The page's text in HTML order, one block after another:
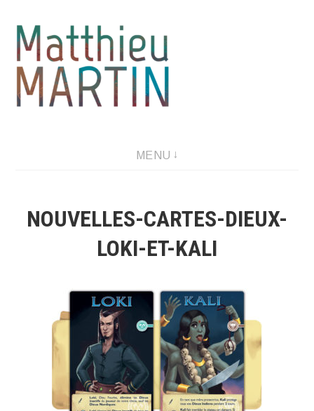
Aller
au
contenu
MENU
NOUVELLES-CARTES-DIEUX-
LOKI-ET-KALI